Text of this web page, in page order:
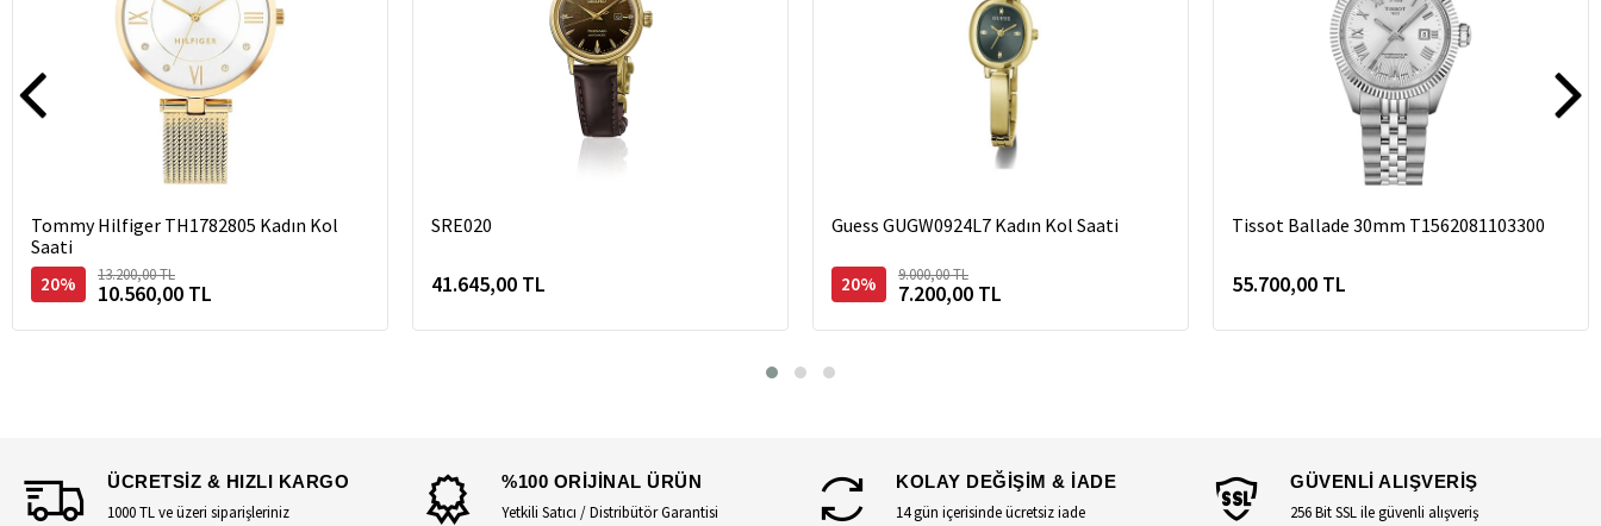
Tommy Hilfiger TH1782805 Kadın Kol
Saati
20% 13.200,00 TL
10.560,00 TL
SRE020
41.645,00 TL
Guess GUGW0924L7 Kadın Kol Saati
20% 9.000,00 TL
7.200,00 TL
Tissot Ballade 30mm T1562081103300
55.700,00 TL
ÜCRETSİZ & HIZLI KARGO
1000 TL ve üzeri siparişleriniz
%100 ORİJİNAL ÜRÜN
Yetkili Satıcı / Distribütör Garantisi
KOLAY DEĞİŞİM & İADE
14 gün içerisinde ücretsiz iade
GÜVENLİ ALIŞVERİŞ
256 Bit SSL ile güvenli alışveriş